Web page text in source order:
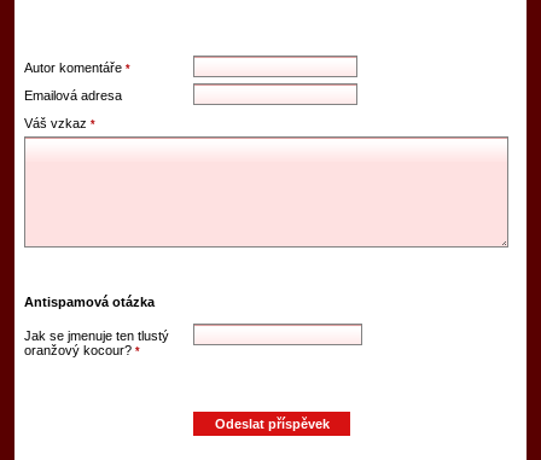
Autor komentáře*
Emailová adresa
Váš vzkaz*
Antispamová otázka
Jak se jmenuje ten tlustý
oranžový kocour?*